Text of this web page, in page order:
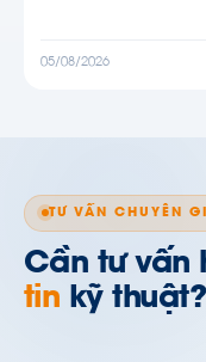
05/08/2026
TƯ VẤN CHUYÊN
Cần tư vấn
tin kỹ thuật?